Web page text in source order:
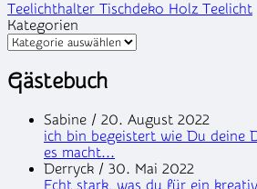
Teelichthalter Tischdeko Holz Teelicht
Kategorien
Gästebuch
Sabine / 20. August 2022
ich bin begeistert wie Du deine
es macht...
Derryck / 30. Mai 2022
Echt stark, was du für ein